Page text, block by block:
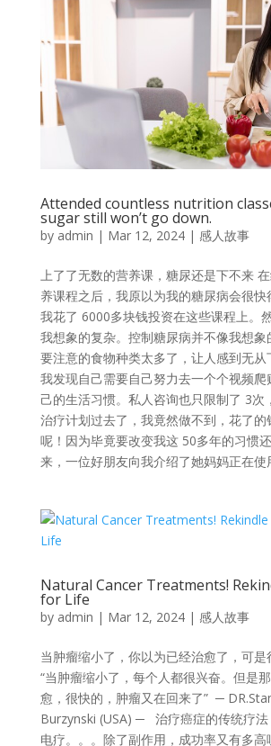
Attended countless nutrition
sugar still won’t go down.
by admin | Mar 12, 2024| 感人故事
上了了无数的营养课，糖尿还是下不来
养课程之后，我原以为我的糖尿病会很快
我花了 6000多块钱投资在这些课程上。
我想象的复杂。控制糖尿病并不像我想
要注意的食物种类太多了，让人感到无从
我发现自己需要自己努力去一个个视频爬
己的生活习惯。私人咨询也只限制了 3次
治疗计划过去了，我竟然做不到，花了的
呢！因为毕竟要改变我这 50多年的习惯
来，一位好朋友向我介绍了她妈妈正在使
Natural Cancer Treatments!
for Life
by admin | Mar 12, 2024| 感人故事
当肿瘤缩小了，你以为已经治愈了，可是
“当肿瘤缩小了，每个人都很兴奋。但是
愈，很快的，肿瘤又在回来了” ─
Burzynski (USA) ─ 治疗癌症的传统疗法
电疗。。。除了副作用，成功率又有多高